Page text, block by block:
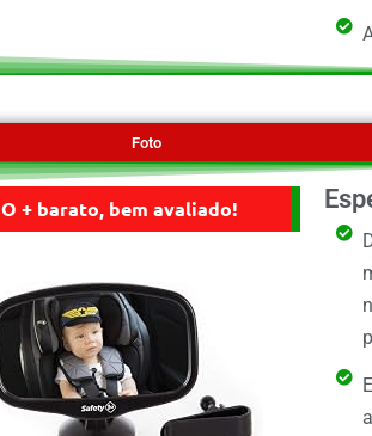
Foto
O + barato, bem avaliado!